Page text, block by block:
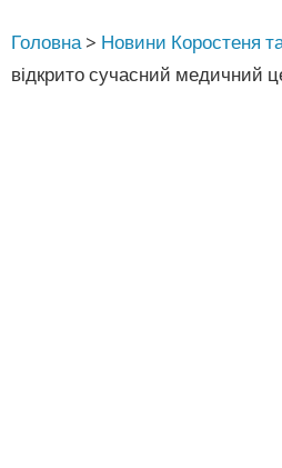
Головна > Новини Коростеня
відкрито сучасний медичний